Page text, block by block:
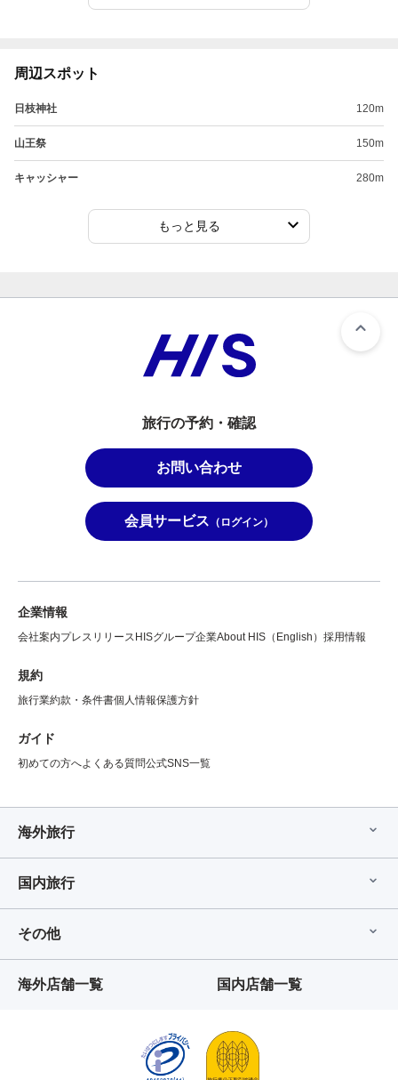
周辺スポット
日枝神社 120m
山王祭 150m
キャッシャー 280m
もっと見る
旅行の予約・確認
お問い合わせ
会員サービス （ログイン）
企業情報
会社案内プレスリリース HISグループ企業About HIS（English） 採用情報
規約
旅行業約款・条件書個人情報保護方針
ガイド
初めての方へよくある質問公式SNS一覧
海外旅行
国内旅行
その他
海外店舗一覧 国内店舗一覧